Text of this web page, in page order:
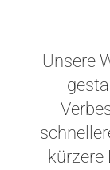
Unsere
kürzere